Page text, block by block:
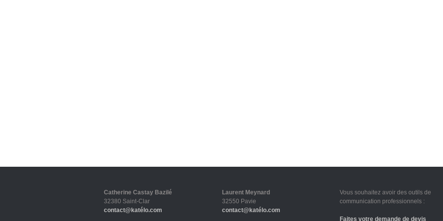
Catherine Castay Bazilé
32380 Saint-Clar
contact@katélo.com
Laurent Meynard
32550 Pavie
contact@katélo.com
Vous souhaitez avoir des outils de
communication professionnels :
Faites votre demande de devis